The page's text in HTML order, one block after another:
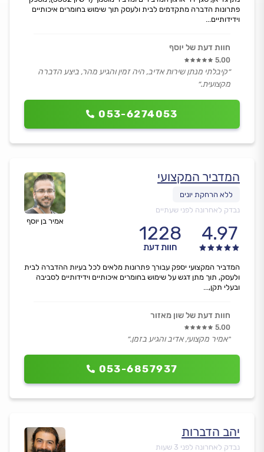
053-6274053
פתרונות הדברה מתקדמים לבית ולעסק תוך שימוש בחומרים איכותיים
וידידותיים...
חוות דעת של יוסף
5.00
״קיבלתי מנתן שירות אדיב, היה זמין והגיע מהר, ביצע הדברה
מקצועית.״
אמיר בן יוסף
המדביר המקצועי
נבדק לאחרונה לפני שעתיים
4.97
1228
חוות דעת
053-6857937
המדביר המקצועי יספק עבורך פתרונות מלאים לכל בעיות ההדברה לבית
ולעסק, תוך מתן דגש על שימוש בחומרים איכותיים וידידותיים לסביבה
ובעלי תקן,...
חוות דעת של שון מאזור
5.00
״אמיר מקצועי, אדיב והגיע בזמן.״
יהב הדברות
נבדק לאחרונה לפני 3 שעות